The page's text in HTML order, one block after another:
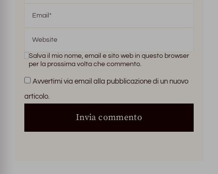
Salva il mio nome, email e sito web in questo browser
per la prossima volta che commento.
Avvertimi via email alla pubblicazione di un nuovo
articolo.